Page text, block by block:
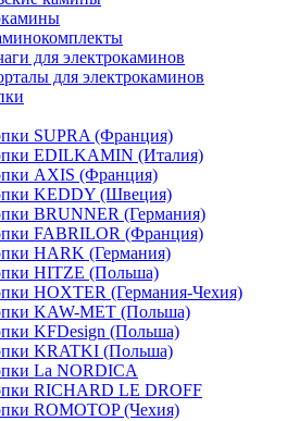
для электрокаминов
для электрокаминов
SUPRA (Франция)
EDILKAMIN (Италия)
AXIS (Франция)
KEDDY (Швеция)
BRUNNER (Германия)
FABRILOR (Франция)
HARK (Германия)
HITZE (Польша)
HOXTER (Германия-Чехия)
KAW-MET (Польша)
KFDesign (Польша)
KRATKI (Польша)
La NORDICA
RICHARD LE DROFF
ROMOTOP (Чехия)